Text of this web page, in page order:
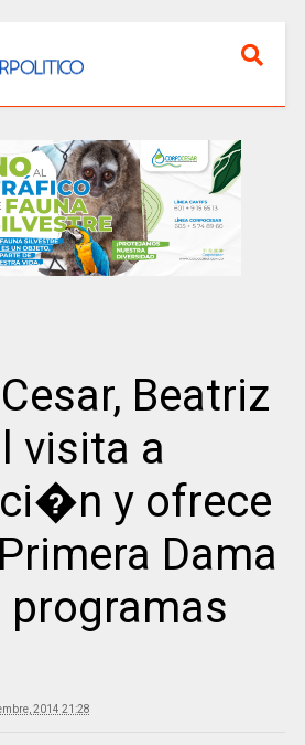
Beatriz
visita a
y ofrece
Dama
programas
2014 21:28